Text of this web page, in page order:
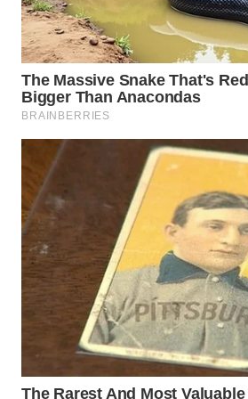
WN
TAPANULI
UTARA
WN
WN
PADANG
LAWAS
WN
SUMEDANG
WN
CIANJUR
WN